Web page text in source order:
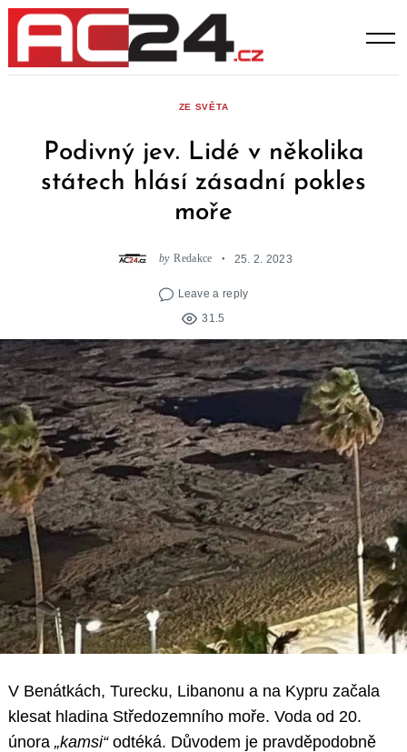
Skip
content
ZE SVĚTA
Podivný jev. Lidé v několika
státech hlásí zásadní pokles
moře
by Redakce 25. 2. 2023
Leave a reply
31.5
V Benátkách, Turecku, Libanonu a na Kypru začala
klesat hladina Středozemního moře. Voda od 20.
února „kamsi“ odtéká. Důvodem je pravděpodobně